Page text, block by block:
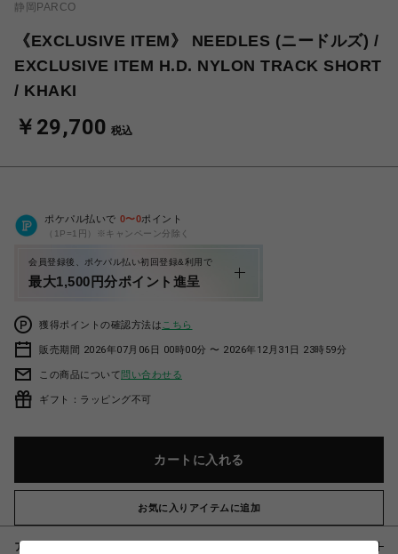
静岡PARCO
《EXCLUSIVE ITEM》 NEEDLES (ニードルズ) /
EXCLUSIVE ITEM H.D. NYLON TRACK SHORT
/ KHAKI
￥29,700 税込
ポケパル払いで 0〜0ポイント
（1P=1円）※キャンペーン分除く
会員登録後、ポケパル払い初回登録&利用で
最大1,500円分ポイント進呈
獲得ポイントの確認方法は こちら
販売期間 2026年07月06日 00時00分 〜 2026年12月31日 23時59分
この商品について問い合わせる
ギフト：ラッピング不可
カートに入れる
お気に入りアイテムに追加
アイテム説明 / 素材